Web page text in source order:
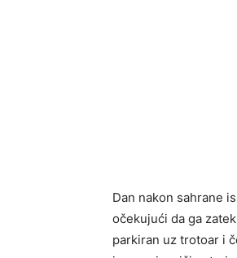
Dan nakon sahrane
očekujući da ga
parkiran uz trotoar i